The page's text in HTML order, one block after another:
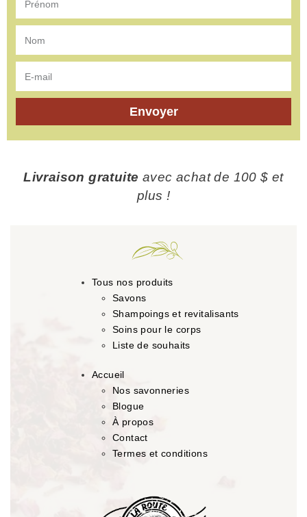
Envoyer
Livraison gratuite avec achat de 100 $ et
plus !
Tous nos produits
Savons
Shampoings et revitalisants
Soins pour le corps
Liste de souhaits
Accueil
Nos savonneries
Blogue
À propos
Contact
Termes et conditions